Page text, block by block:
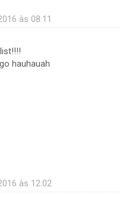
às 08:11
hauhauah
às 12:02